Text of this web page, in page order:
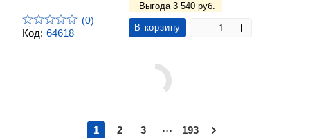
Код: 64618
(0)
Выгода 3 540 руб.
В корзину
1 2 3 ... 193